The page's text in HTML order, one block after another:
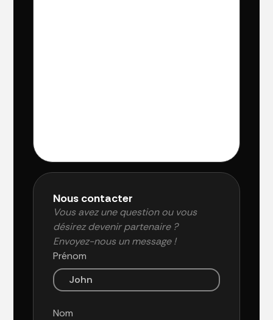
Nous contacter
Vous avez une question ou vous
désirez devenir partenaire ?
Envoyez-nous un message !
Prénom
Nom